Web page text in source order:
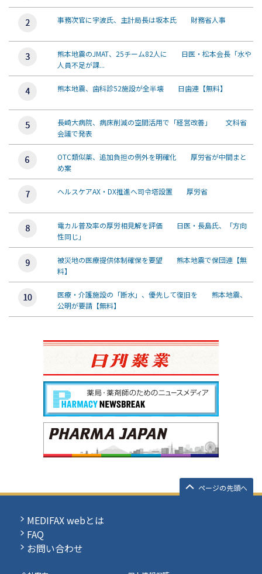
事務次官に宇波氏、主計局長は坂本氏 財務省人事
熊本地震のJMAT、25チーム82人に 日医・松本会長「水や
人員不足が課...
熊本地震、歯科診52施設が全半壊 日歯連【無料】
長崎大病院、病床削減の空間活用で「経営改善」 文科省
会議で発表
OTC類似薬、追加負担の例外を明確化 厚労省が中間まと
め案
ヘルスケアAX・DX推進へ司令塔設置 厚労省
電カル普及率の厚労相見解を評価 日医・長島氏、「方向
性同じ」
被災地の医療提供体制確保を要望 熊本地震で保団連【無
料】
医療・介護施設の「断水」、優先して復旧を 熊本地震、
公明が要請【無料】
ページの先頭へ
MEDIFAX webとは
FAQ
お問い合わせ